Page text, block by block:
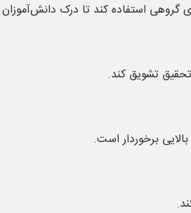
استفاده کند تا درک
تحقیق تشویق کند.
برخوردار است.